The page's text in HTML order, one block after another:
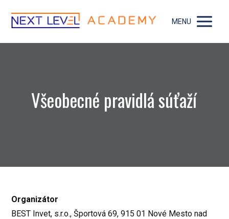
MENU
Všeobecné pravidlá súťaží
Organizátor
BEST Invet, s.r.o., Športová 69, 915 01 Nové Mesto nad